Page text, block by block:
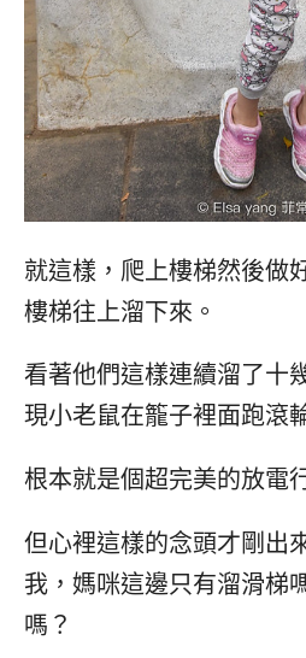
就這樣，爬上樓梯然後做
樓梯往上溜下來。
看著他們這樣連續溜了十
現小老鼠在籠子裡面跑滾
根本就是個超完美的放電
但心裡這樣的念頭才剛出
我，媽咪這邊只有溜滑梯
嗎？